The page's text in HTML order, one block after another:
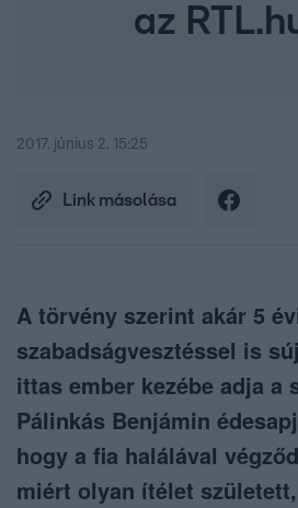
az
2017. június 2. 15:25
Link másolása
A törvény szerint akár 5
szabadságvesztéssel is
ittas ember kezébe adja a
Pálinkás Benjámin
hogy a fia halálával
miért olyan ítélet